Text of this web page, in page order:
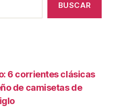
BUSCAR
6 corrientes clásicas
de camisetas de